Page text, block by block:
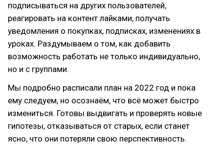
подписываться на других пользователей,
реагировать на контент лайками, получать
уведомления о покупках, подписках, изменениях в
уроках. Раздумываем о том, как добавить
возможность работать не только индивидуально,
но и с группами.
Мы подробно расписали план на 2022 год и пока
ему следуем, но осознаём, что всё может быстро
измениться. Готовы выдвигать и проверять новые
гипотезы, отказываться от старых, если станет
ясно, что они потеряли свою перспективность.